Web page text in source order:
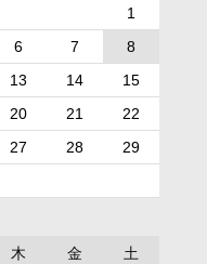
1
6 7
8
13 14
15
20 21
22
27 28
29
木 金 土